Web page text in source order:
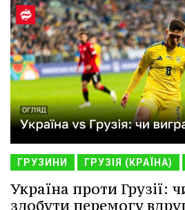
ГРУЗИНИ ГРУЗІЯ (КРАЇНА)
Україна проти Грузії:
здобути перемогу